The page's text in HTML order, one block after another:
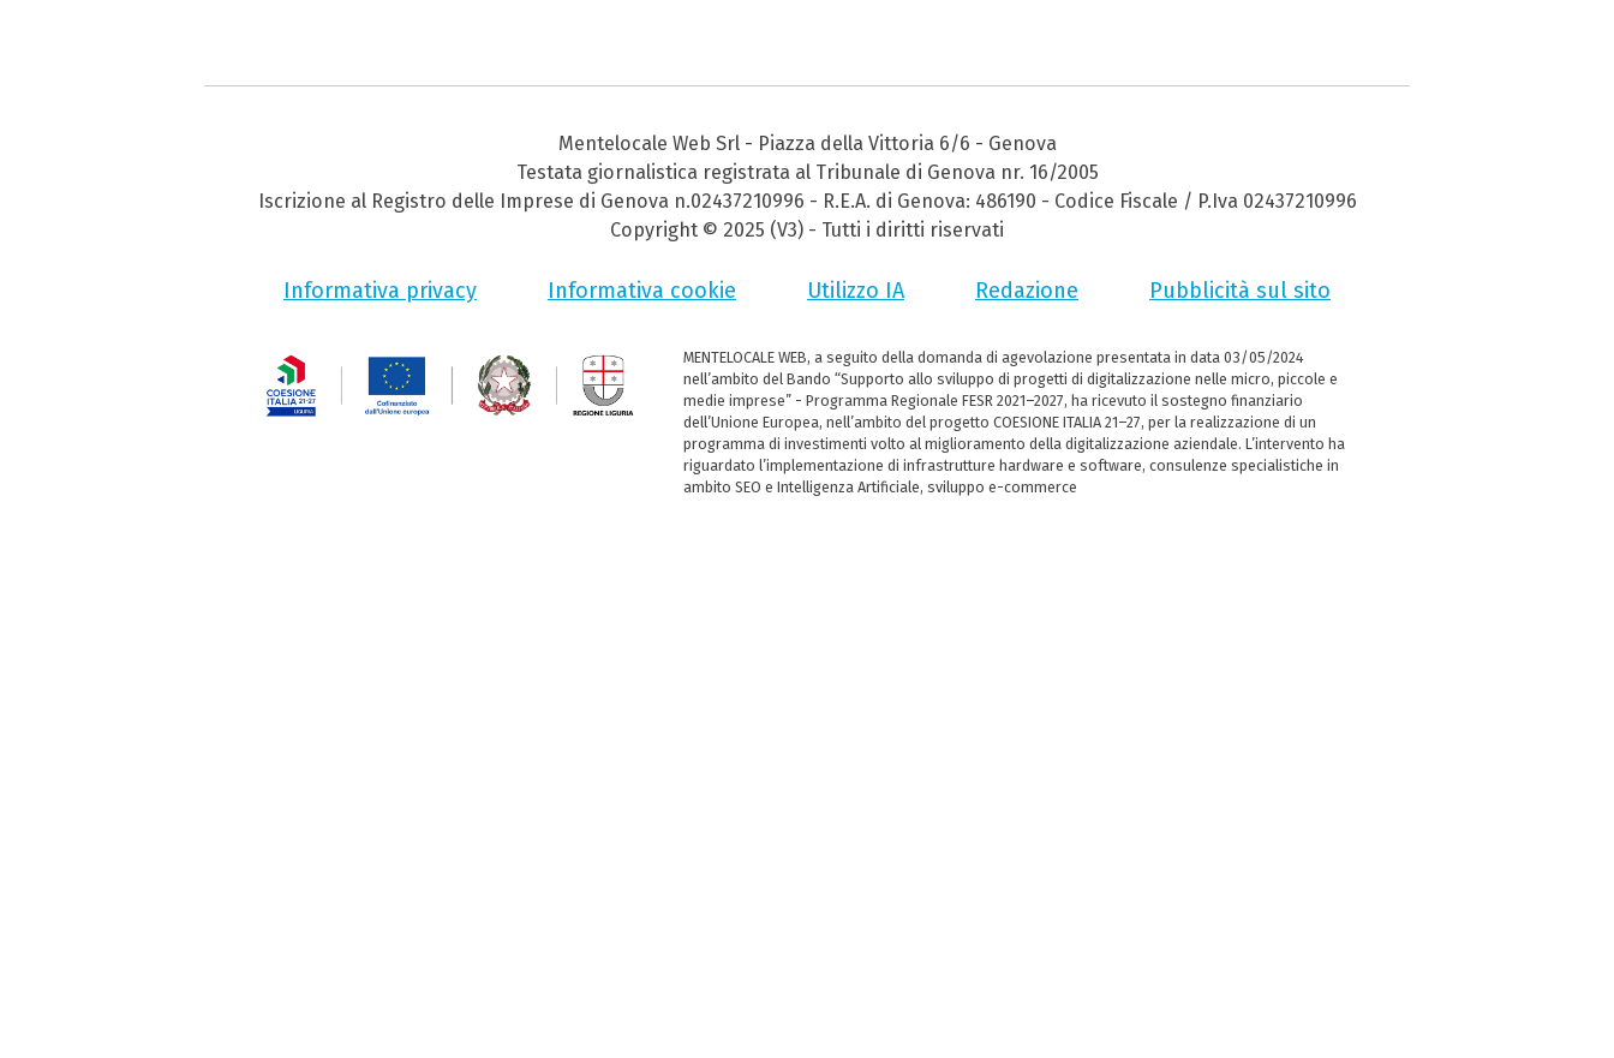
Mentelocale Web Srl - Piazza della Vittoria 6/6 - Genova
Testata giornalistica registrata al Tribunale di Genova nr. 16/2005
Iscrizione al Registro delle Imprese di Genova n.02437210996 - R.E.A. di Genova: 486190 - Codice Fiscale / P.Iva 02437210996
Copyright © 2025 (V3) - Tutti i diritti riservati
Informativa privacy Informativa cookie Utilizzo IA Redazione Pubblicità sul sito
MENTELOCALE WEB, a seguito della domanda di agevolazione presentata in data 03/05/2024
nell’ambito del Bando “Supporto allo sviluppo di progetti di digitalizzazione nelle micro, piccole e
medie imprese” - Programma Regionale FESR 2021–2027, ha ricevuto il sostegno finanziario
dell’Unione Europea, nell’ambito del progetto COESIONE ITALIA 21–27, per la realizzazione di un
programma di investimenti volto al miglioramento della digitalizzazione aziendale. L’intervento ha
riguardato l’implementazione di infrastrutture hardware e software, consulenze specialistiche in
ambito SEO e Intelligenza Artificiale, sviluppo e-commerce